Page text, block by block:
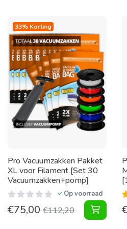
33% Korting
Pro Vacuumzakken Pakket
XL voor Filament [Set 30
Vacuumzakken+pomp]
Op voorraad
€75,00 €112,20